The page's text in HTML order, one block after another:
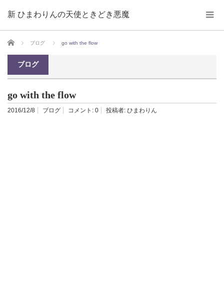
新 ひまわりんの天使ときどき悪魔
ホーム ブログ go with the flow
ブログ
go with the flow
2016/12/8 ブログ コメント: 0 投稿者: ひまわりん